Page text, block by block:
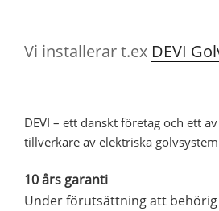
Vi installerar t.ex DEVI
DEVI – ett danskt företag och ett
tillverkare av elektriska
10 års garanti
Under förutsättning att